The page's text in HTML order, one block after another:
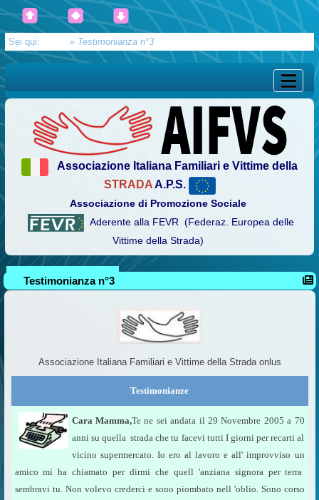
Sei qui: » Testimonianza n°3
Associazione Italiana Familiari e Vittime della
STRADAA.P.S.
Associazione di Promozione Sociale
Aderente alla FEVR (Federaz. Europea delle
Vittime della Strada)
Testimonianza n°3
Associazione Italiana Familiari e Vittime della Strada onlus
Testimonianze
Cara Mamma,Te ne sei andata il 29 Novembre 2005 a 70
anni su quella strada che tu facevi tutti I giorni per recarti al
vicino supermercato. Io ero al lavoro e all' improvviso un
amico mi ha chiamato per dirmi che quell 'anziana signora per terra
sembravi tu. Non volevo crederci e sono piombato nell 'oblio. Sono corso